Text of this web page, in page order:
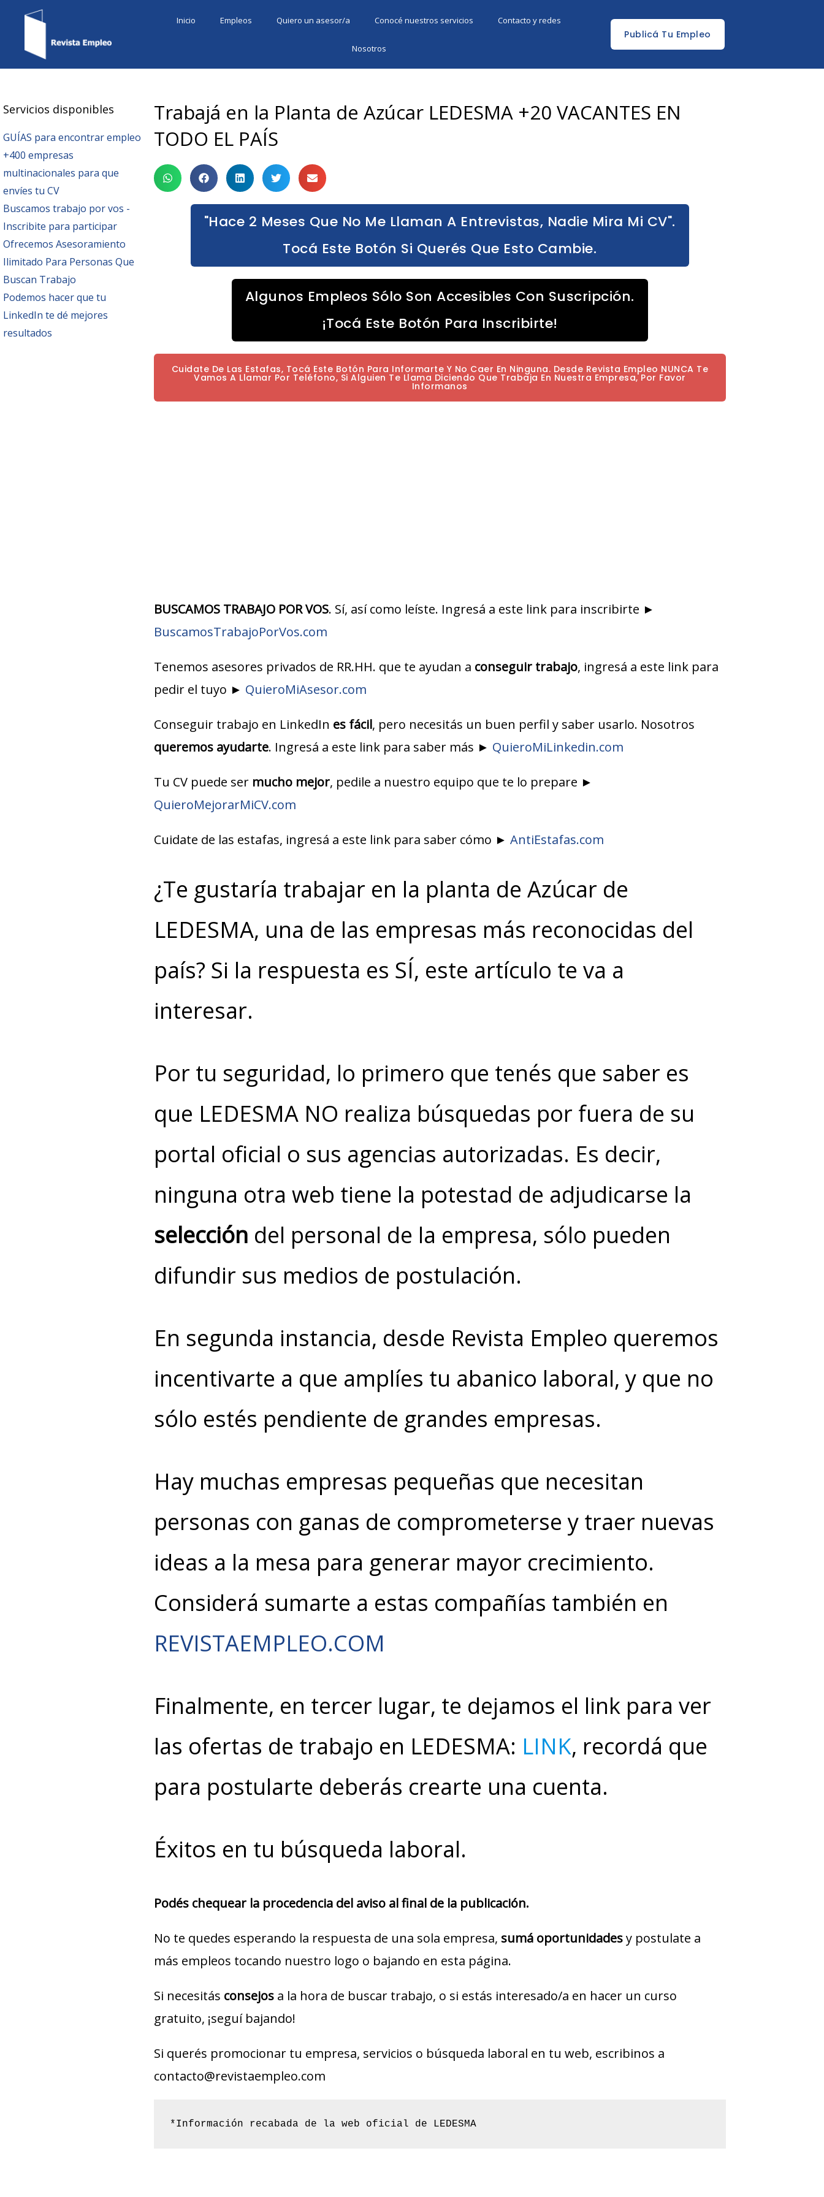
Inicio Empleos Quiero un asesor/a Conocé nuestros servicios Contacto y redes
Nosotros
Publicá Tu Empleo
Servicios disponibles
GUÍAS para encontrar empleo
+400 empresas
multinacionales para que
envíes tu CV
Buscamos trabajo por vos -
Inscribite para participar
Ofrecemos Asesoramiento
Ilimitado Para Personas Que
Buscan Trabajo
Podemos hacer que tu
LinkedIn te dé mejores
resultados
Trabajá en la Planta de Azúcar LEDESMA +20 VACANTES EN
TODO EL PAÍS
"Hace 2 Meses Que No Me Llaman A Entrevistas, Nadie Mira Mi CV".
Tocá Este Botón Si Querés Que Esto Cambie.
Algunos Empleos Sólo Son Accesibles Con Suscripción.
¡Tocá Este Botón Para Inscribirte!
Cuidate De Las Estafas, Tocá Este Botón Para Informarte Y No Caer En Ninguna. Desde Revista Empleo NUNCA Te
Vamos A Llamar Por Teléfono, Si Alguien Te Llama Diciendo Que Trabaja En Nuestra Empresa, Por Favor
Informanos
BUSCAMOS TRABAJO POR VOS. Sí, así como leíste. Ingresá a este link para inscribirte ►
BuscamosTrabajoPorVos.com
Tenemos asesores privados de RR.HH. que te ayudan a conseguir trabajo, ingresá a este link para
pedir el tuyo ► QuieroMiAsesor.com
Conseguir trabajo en LinkedIn es fácil, pero necesitás un buen perfil y saber usarlo. Nosotros
queremos ayudarte. Ingresá a este link para saber más ► QuieroMiLinkedin.com
Tu CV puede ser mucho mejor, pedile a nuestro equipo que te lo prepare ►
QuieroMejorarMiCV.com
Cuidate de las estafas, ingresá a este link para saber cómo ► AntiEstafas.com
¿Te gustaría trabajar en la planta de Azúcar de
LEDESMA, una de las empresas más reconocidas del
país? Si la respuesta es SÍ, este artículo te va a
interesar.
Por tu seguridad, lo primero que tenés que saber es
que LEDESMA NO realiza búsquedas por fuera de su
portal oficial o sus agencias autorizadas. Es decir,
ninguna otra web tiene la potestad de adjudicarse la
selección del personal de la empresa, sólo pueden
difundir sus medios de postulación.
En segunda instancia, desde Revista Empleo queremos
incentivarte a que amplíes tu abanico laboral, y que no
sólo estés pendiente de grandes empresas.
Hay muchas empresas pequeñas que necesitan
personas con ganas de comprometerse y traer nuevas
ideas a la mesa para generar mayor crecimiento.
Considerá sumarte a estas compañías también en
REVISTAEMPLEO.COM
Finalmente, en tercer lugar, te dejamos el link para ver
las ofertas de trabajo en LEDESMA: LINK, recordá que
para postularte deberás crearte una cuenta.
Éxitos en tu búsqueda laboral.
Podés chequear la procedencia del aviso al final de la publicación.
No te quedes esperando la respuesta de una sola empresa, sumá oportunidadesy postulate a
más empleos tocando nuestro logo o bajando en esta página.
Si necesitás consejosa la hora de buscar trabajo, o si estás interesado/a en hacer un curso
gratuito, ¡seguí bajando!
Si querés promocionar tu empresa, servicios o búsqueda laboral en tu web, escribinos a
contacto@revistaempleo.com
*Información recabada de la web oficial de LEDESMA